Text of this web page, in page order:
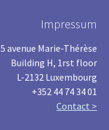
Impressum
5 avenue Marie-Thérèse
Building H, 1rst floor
L-2132 Luxembourg
+352 44 74 34 01
Contact >